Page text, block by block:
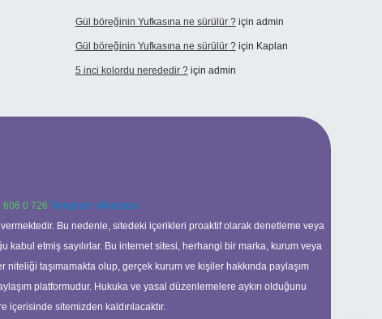
Gül böreğinin Yufkasına ne sürülür ?için admin
Gül böreğinin Yufkasına ne sürülür ?için Kaplan
5 inci kolordu nerededir ?için admin
606 0 726 Telegram: @karabul
Bu nedenle, sitedeki içerikleri proaktif olarak denetleme veya
kabul etmiş sayılırlar. Bu internet sitesi, herhangi bir marka, kurum veya
niteliği taşımamakta olup, gerçek kurum ve kişiler hakkında paylaşım
platformudur. Hukuka ve yasal düzenlemelere aykırı olduğunu
sitemizden kaldırılacaktır.